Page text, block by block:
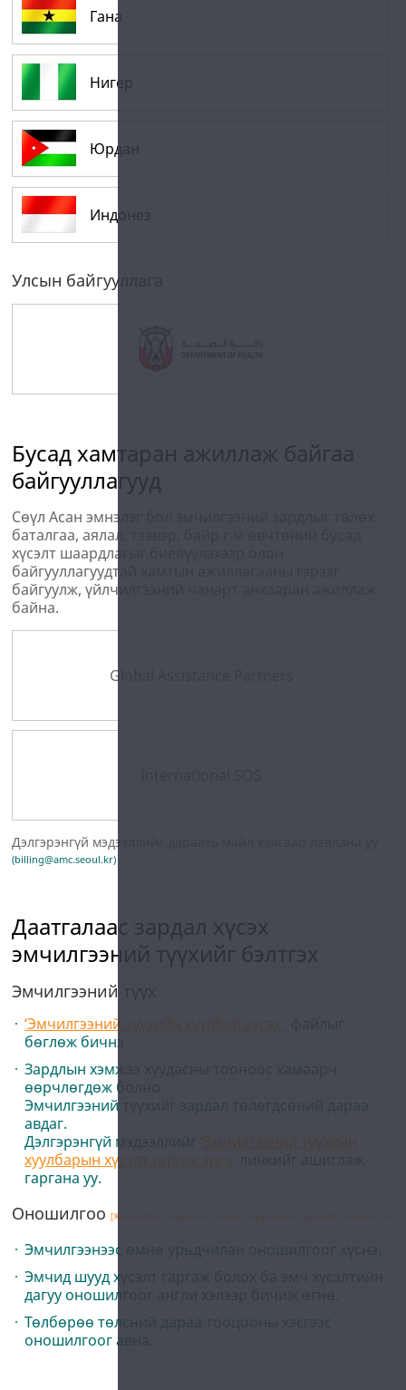
Гана
Нигер
Юрдан
Индонез
Улсын байгууллага
Бусад хамтаран ажиллаж байгаа
байгууллагууд
Сөүл Асан эмнэлэг бол эмчилгээний зардлыг төлөх
баталгаа, аялал, тээвэр, байр г.м өвчтөний бусад
хүсэлт шаардлагыг биелүүлэхээр олон
байгууллагуудтай хамтын ажиллагааны гэрээг
байгуулж, үйлчилгээний чанарт анхааран ажиллаж
байна.
Global Assistance Partners
Дэлгэрэнгүй мэдээллийг дараахь майл хаягаар лавлана уу
(billing@amc.seoul.kr)
Даатгалаас зардал хүсэх
эмчилгээний түүхийг бэлтгэх
Эмчилгээний түүх
‘Эмчилгээний түүхийн хуулбар хүсэх ’
файлыг
бөглөж бичнэ
Зардлын хэмжээ хуудасны тооноос хамаарч
өөрчлөгдөж болно.
Эмчилгээний түүхийг зардал төлөгдсөний дараа
авдаг.
Дэлгэрэнгүй мэдээллийг
хуулбарын хүсэлт гаргах арга’
линкийг ашиглаж
гаргана уу.
Оношилгоо[Жишээлбэл: Оношилгоо, эмчийн тодорхойлолт, төрсний гэрчилгээ г.м]
Эмчилгээнээс өмнө урьдчилан оношилгоог хүснэ.
Эмчид шууд хүсэлт гаргаж болох ба эмч хүсэлтийн
дагуу оношилгоог англи хэлээр бичиж өгнө.
Төлбөрөө төлсний дараа тооцооны хэсгээс
оношилгоог авна.